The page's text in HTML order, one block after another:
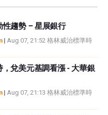
趨勢 – 星展銀行
| Aug 07, 21:52 格林威治標準時
兌美元基調看漲 - 大華銀
| Aug 07, 21:13 格林威治標準時